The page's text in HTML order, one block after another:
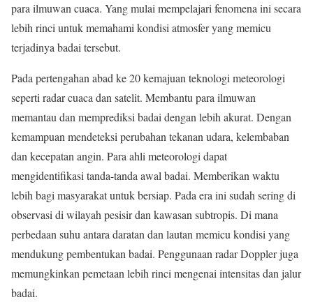
para ilmuwan cuaca. Yang mulai mempelajari fenomena ini secara
lebih rinci untuk memahami kondisi atmosfer yang memicu
terjadinya badai tersebut.
Pada pertengahan abad ke 20 kemajuan teknologi meteorologi
seperti radar cuaca dan satelit. Membantu para ilmuwan
memantau dan memprediksi badai dengan lebih akurat. Dengan
kemampuan mendeteksi perubahan tekanan udara, kelembaban
dan kecepatan angin. Para ahli meteorologi dapat
mengidentifikasi tanda-tanda awal badai. Memberikan waktu
lebih bagi masyarakat untuk bersiap. Pada era ini sudah sering di
observasi di wilayah pesisir dan kawasan subtropis. Di mana
perbedaan suhu antara daratan dan lautan memicu kondisi yang
mendukung pembentukan badai. Penggunaan radar Doppler juga
memungkinkan pemetaan lebih rinci mengenai intensitas dan jalur
badai.